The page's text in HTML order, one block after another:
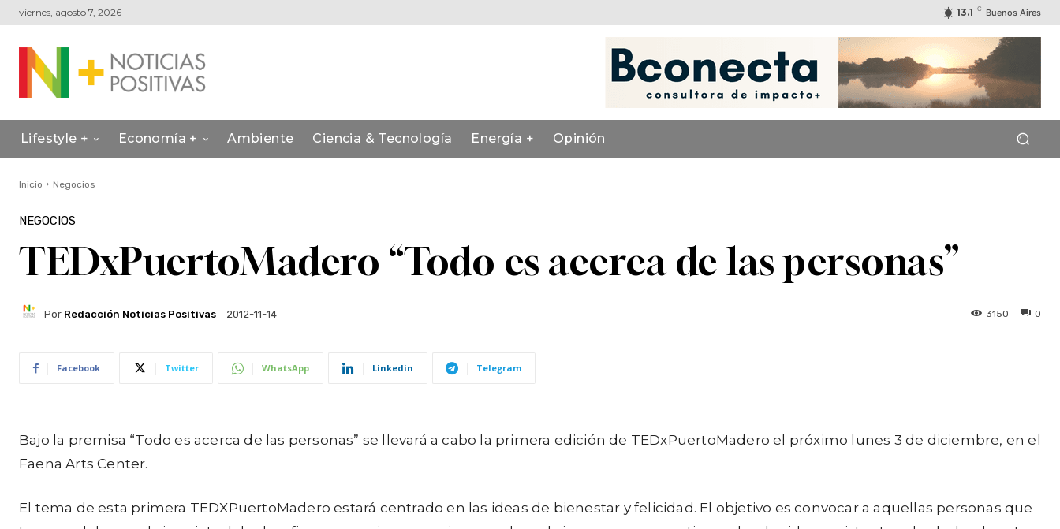
viernes, agosto 7, 2026 13.1 C Buenos Aires
Lifestyle + Economía + Ambiente Ciencia & Tecnología Energía + Opinión
Inicio Negocios
NEGOCIOS
TEDxPuertoMadero “Todo es acerca de las personas”
Por Redacción Noticias Positivas 2012-11-14 0
3150
Facebook Twitter WhatsApp Linkedin Telegram
Bajo la premisa “Todo es acerca de las personas” se llevará a cabo la primera edición de TEDxPuertoMadero el próximo lunes 3 de diciembre, en el
Faena Arts Center.
El tema de esta primera TEDXPuertoMadero estará centrado en las ideas de bienestar y felicidad. El objetivo es convocar a aquellas personas que